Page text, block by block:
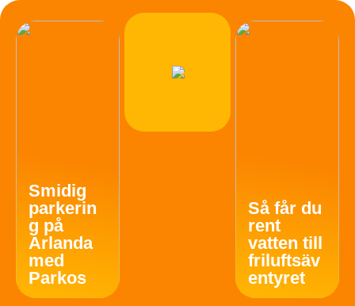
Smidig
parkerin
g på
Arlanda
med
Parkos
Så får du
rent
vatten till
friluftsäv
entyret